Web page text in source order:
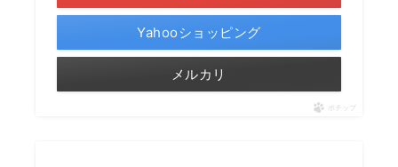
Yahooショッピング
メルカリ
ポチップ